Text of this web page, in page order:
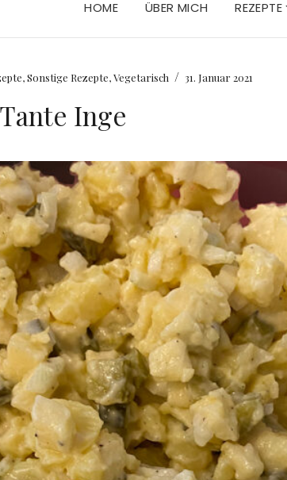
HOME ÜBER MICH REZEPTE
,Sonstige Rezepte,Vegetarisch / 31. Januar 2021
Inge